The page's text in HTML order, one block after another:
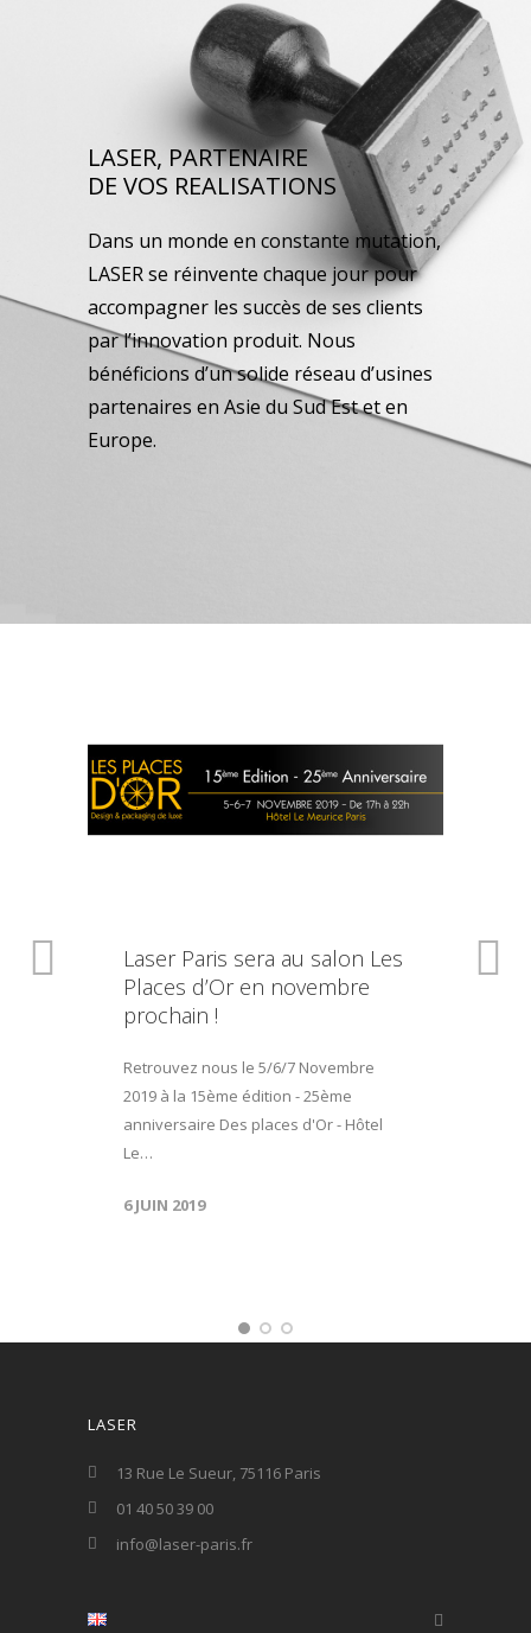
LASER, PARTENAIRE
DE VOS REALISATIONS
Dans un monde en constante mutation,
LASER se réinvente chaque jour pour
accompagner les succès de ses clients
par l’innovation produit. Nous
bénéficions d’un solide réseau d’usines
partenaires en Asie du Sud Est et en
Europe.
Laser Paris sera au salon Les
Places d’Or en novembre
prochain !
Retrouvez nous le 5/6/7 Novembre
2019 à la 15ème édition - 25ème
anniversaire Des places d'Or - Hôtel
Le…
6 JUIN 2019
LASER
13 Rue Le Sueur, 75116 Paris
01 40 50 39 00
info@laser-paris.fr